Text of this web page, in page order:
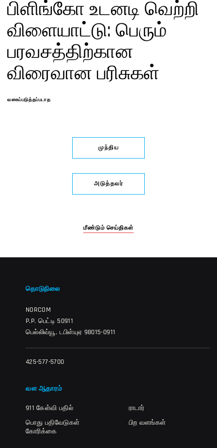
பிளிங்கோ உடனடி வெற்றி
விளையாட்டு: பெரும்
பரவசத்திற்கான
விரைவான பரிசுகள்
வகைப்படுத்தப்படாத
முந்திய
அடுத்தவர்
மீண்டும் செய்திகள்
தொடுநிலை
NORCOM
P.P. பெட்டி 50911
பெல்லிவ்யூ, டபிள்யுஏ 98015-0911
425-577-5700
வள ஆதாரம்
911 கேள்வி பதில்
பொது பதிவேடுகள்
கோரிக்கை
ராடார்
பிற வளங்கள்